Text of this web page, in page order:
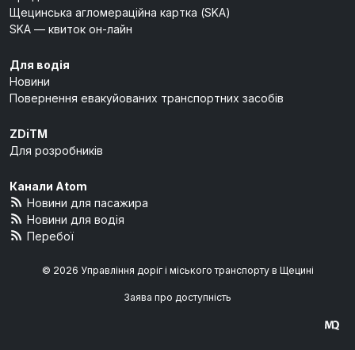
Щецинська агломераційна картка (SKA)
SKA — квиток он-лайн
Для водія
Новини
Повернення евакуйованих транспортних засобів
ZDiTM
Для розробників
Канали Atom
Новини для пасажира
Новини для водія
Перебої
© 2026 Управління доріг і міського транспорту в Щецині
Заява про доступність